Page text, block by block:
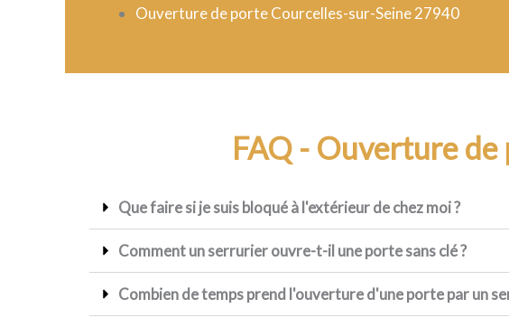
Ouverture de porte Courcelles-sur-Seine 27940
FAQ - Ouverture
Que faire si je suis bloqué à l'extérieur de chez moi ?
Comment un serrurier ouvre-t-il une porte sans clé ?
Combien de temps prend l'ouverture d'une porte par un